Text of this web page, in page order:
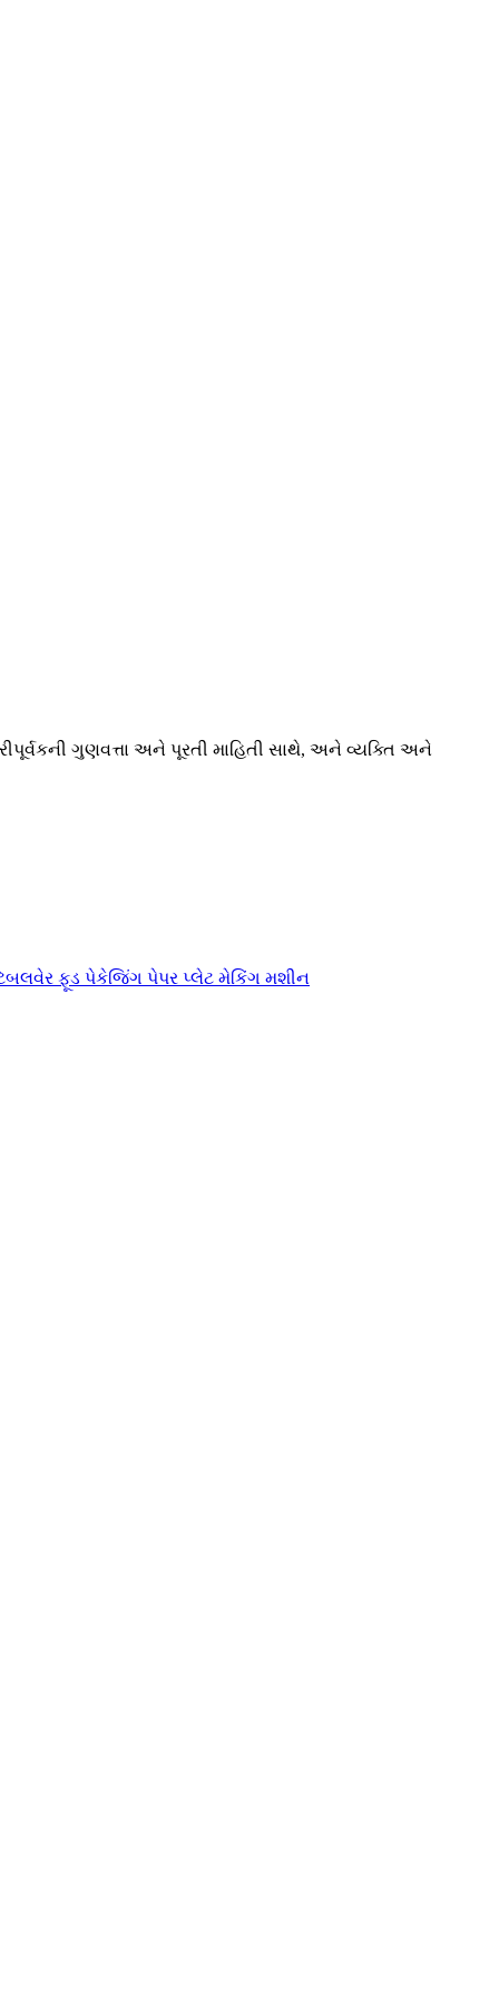
ગુણવત્તા અને પૂરતી માહિતી સાથે, અને વ્યક્તિ અને
ટેબલવેર ફૂડ પેકેજિંગ પેપર પ્લેટ મેકિંગ મશીન